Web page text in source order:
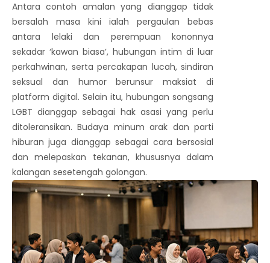
Antara contoh amalan yang dianggap tidak
bersalah masa kini ialah pergaulan bebas
antara lelaki dan perempuan kononnya
sekadar ‘kawan biasa’, hubungan intim di luar
perkahwinan, serta percakapan lucah, sindiran
seksual dan humor berunsur maksiat di
platform digital. Selain itu, hubungan songsang
LGBT dianggap sebagai hak asasi yang perlu
ditoleransikan. Budaya minum arak dan parti
hiburan juga dianggap sebagai cara bersosial
dan melepaskan tekanan, khususnya dalam
kalangan sesetengah golongan.